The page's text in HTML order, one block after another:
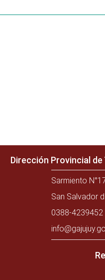
Dirección Provincial
Sarmiento
San Salvador
0388-